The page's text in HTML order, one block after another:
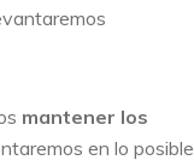
mantener los
en lo posible